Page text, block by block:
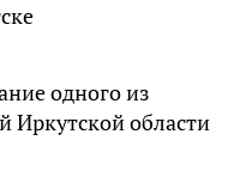
одного из
Иркутской области